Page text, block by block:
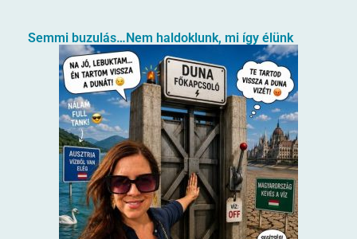
Semmi buzulás…Nem haldoklunk, mi így élünk